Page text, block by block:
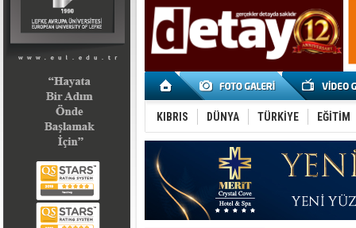
KIBRIS DÜNYA TÜRKİYE EĞİTİM